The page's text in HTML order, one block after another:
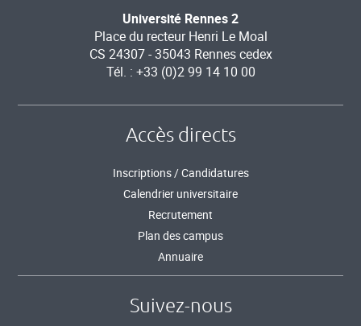
Université Rennes 2
Place du recteur Henri Le Moal
CS 24307 - 35043 Rennes cedex
Tél. : +33 (0)2 99 14 10 00
Accès directs
Inscriptions / Candidatures
Calendrier universitaire
Recrutement
Plan des campus
Annuaire
Suivez-nous